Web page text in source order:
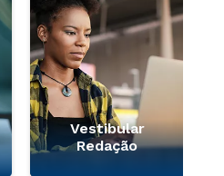
Vestibular
Redação